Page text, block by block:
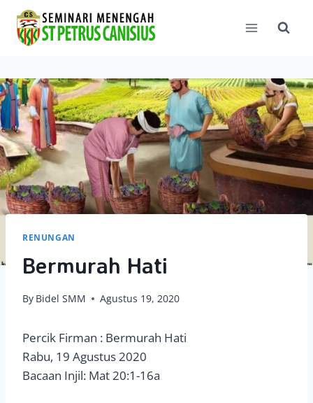
content
RENUNGAN
Bermurah Hati
By Bidel SMM Agustus 19, 2020
Percik Firman : Bermurah Hati
Rabu, 19 Agustus 2020
Bacaan Injil: Mat 20:1-16a